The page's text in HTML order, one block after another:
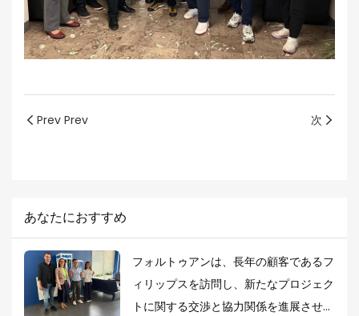
Prev Prev 次
あなたにおすすめ
フォルトゥアンは、長年の顧客であるフ
ィリップスを訪問し、新たなプロジェク
トに関する交渉と協力関係を進展させ